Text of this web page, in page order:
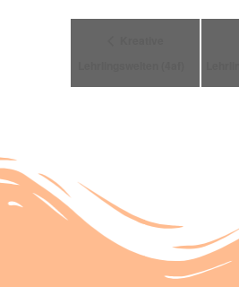
Navigation